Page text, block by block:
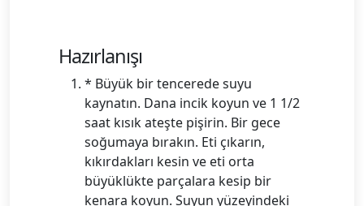
Hazırlanışı
* Büyük bir tencerede suyu
kaynatın. Dana incik koyun ve 1 1/2
saat kısık ateşte pişirin. Bir gece
soğumaya bırakın. Eti çıkarın,
kıkırdakları kesin ve eti orta
büyüklükte parçalara kesip bir
kenara koyun. Suyun yüzeyindeki